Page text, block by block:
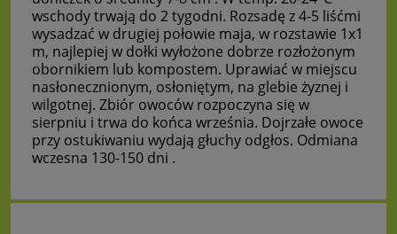
wschody trwają do 2 tygodni. Rozsadę z 4-5 liśćmi
wysadzać w drugiej połowie maja, w rozstawie 1x1
m, najlepiej w dołki wyłożone dobrze rozłożonym
obornikiem lub kompostem. Uprawiać w miejscu
nasłonecznionym, osłoniętym, na glebie żyznej i
wilgotnej. Zbiór owoców rozpoczyna się w
sierpniu i trwa do końca września. Dojrzałe owoce
przy ostukiwaniu wydają głuchy odgłos. Odmiana
wczesna 130-150 dni .